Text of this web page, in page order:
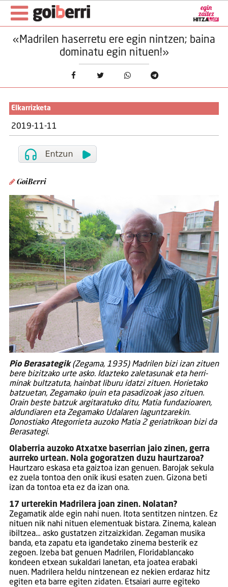
«Madrilen haserretu ere egin nintzen; baina
dominatu egin nituen!»
Elkarrizketa
2019-11-11
GoiBerri
Pio Berasategik(Zegama, 1935) Madrilen bizi izan zituen
bere bizitzako urte asko. Idazteko zaletasunak eta herri-
minak bultzatuta, hainbat liburu idatzi zituen. Horietako
batzuetan, Zegamako ipuin eta pasadizoak jaso zituen.
Orain beste batzuk argitaratuko ditu, Matia fundazioaren,
aldundiaren eta Zegamako Udalaren laguntzarekin.
Donostiako Ategorrieta auzoko Matia 2 geriatrikoan bizi da
Berasategi.
Olaberria auzoko Atxatxe baserrian jaio zinen, gerra
aurreko urtean. Nola gogoratzen duzu haurtzaroa?
Haurtzaro eskasa eta gaiztoa izan genuen. Barojak sekula
ez zuela tontoa den onik ikusi esaten zuen. Gizona beti
izan da tontoa eta ez da izan ona.
17 urterekin Madrilera joan zinen. Nolatan?
Zegamatik alde egin nahi nuen. Itota sentitzen nintzen. Ez
nituen nik nahi nituen elementuak bistara. Zinema, kalean
ibiltzea… asko gustatzen zitzaizkidan. Zegaman musika
banda, eta zapatu eta igandetako zinema besterik ez
zegoen. Izeba bat genuen Madrilen, Floridablancako
kondeen etxean sukaldari lanetan, eta joatea erabaki
nuen. Madrilera heldu nintzenean ez nekien erdaraz hitz
egiten eta barre egiten zidaten. Etsaiari aurre egiteko